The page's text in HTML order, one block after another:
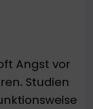
Angst vor
Studien